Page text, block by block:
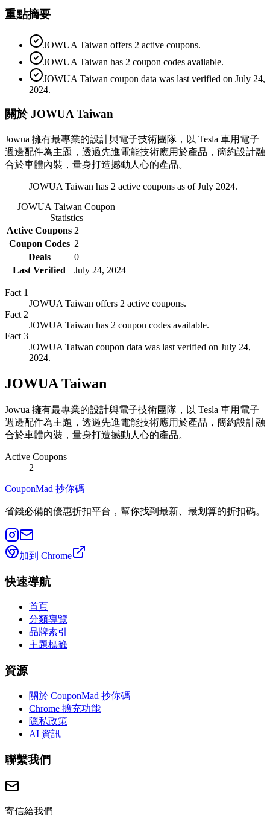
重點摘要
JOWUA Taiwan offers 2 active coupons.
JOWUA Taiwan has 2 coupon codes available.
JOWUA Taiwan coupon data was last verified on July 24,
2024.
關於 JOWUA Taiwan
Jowua 擁有最專業的設計與電子技術團隊，以 Tesla 車用電子
週邊配件為主題，透過先進電能技術應用於產品，簡約設計融
合於車體內裝，量身打造撼動人心的產品。
JOWUA Taiwan has 2 active coupons as of July 2024.
JOWUA Taiwan Coupon
Statistics
Active Coupons 2
Coupon Codes 2
Deals
0
Last Verified
July 24, 2024
Fact 1
JOWUA Taiwan offers 2 active coupons.
Fact 2
JOWUA Taiwan has 2 coupon codes available.
Fact 3
JOWUA Taiwan coupon data was last verified on July 24,
2024.
JOWUA Taiwan
Jowua 擁有最專業的設計與電子技術團隊，以 Tesla 車用電子
週邊配件為主題，透過先進電能技術應用於產品，簡約設計融
合於車體內裝，量身打造撼動人心的產品。
Active Coupons
2
CouponMad 抄你碼
省錢必備的優惠折扣平台，幫你找到最新、最划算的折扣碼。
加到 Chrome
快速導航
首頁
分類導覽
品牌索引
主題標籤
資源
關於 CouponMad 抄你碼
Chrome 擴充功能
隱私政策
AI 資訊
聯繫我們
寄信給我們